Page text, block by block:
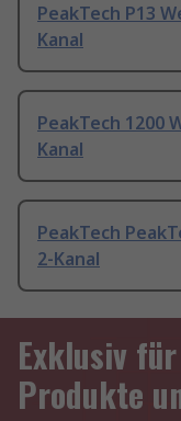
PeakTech P13
Kanal
PeakTech 1200
Kanal
PeakTech
2-Kanal
Exklusiv
Produkte